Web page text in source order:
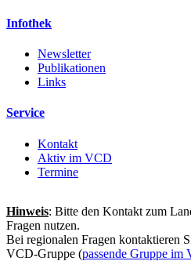
Infothek
Newsletter
Publikationen
Links
Service
Kontakt
Aktiv im VCD
Termine
Hinweis: Bitte den Kontakt zum
Fragen nutzen.
Bei regionalen Fragen kontaktieren
VCD-Gruppe (passende Gruppe im